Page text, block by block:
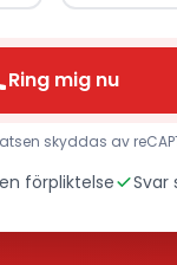
Ring mig nu
skyddas av
förpliktelse Svar